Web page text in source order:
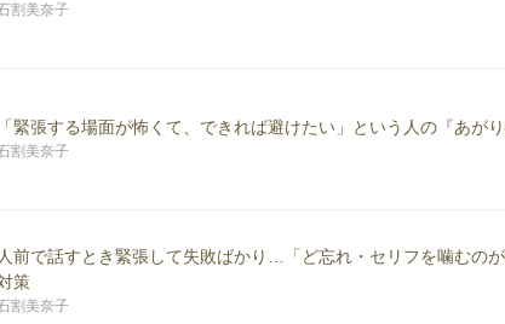
不登校・ひきこもりの方と親御さんの支援
婦関係の改善支援
職場の人間関係の改善支援
うぞお気軽にご相談ください。
割美奈子
「緊張する場面が怖くて、できれば避けたい」という人の『あが
割美奈子
人前で話すとき緊張して失敗ばかり…「ど忘れ・セリフを噛むの
策
割美奈子